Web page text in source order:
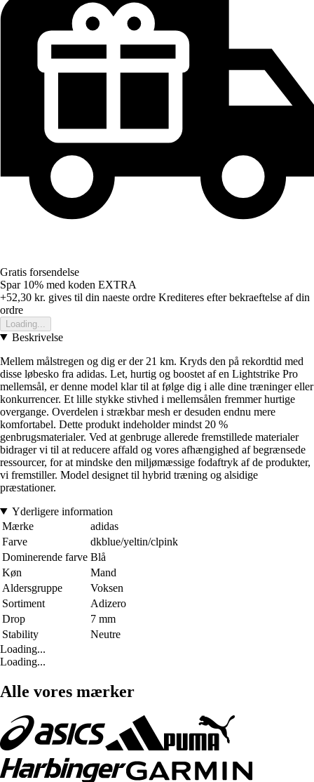
Gratis forsendelse
Spar 10% med koden EXTRA
+52,30 kr. gives til din naeste ordre Krediteres efter bekraeftelse af din
ordre
Loading...
Beskrivelse
Mellem målstregen og dig er der 21 km. Kryds den på rekordtid med
disse løbesko fra adidas. Let, hurtig og boostet af en Lightstrike Pro
mellemsål, er denne model klar til at følge dig i alle dine træninger eller
konkurrencer. Et lille stykke stivhed i mellemsålen fremmer hurtige
overgange. Overdelen i strækbar mesh er desuden endnu mere
komfortabel. Dette produkt indeholder mindst 20 %
genbrugsmaterialer. Ved at genbruge allerede fremstillede materialer
bidrager vi til at reducere affald og vores afhængighed af begrænsede
ressourcer, for at mindske den miljømæssige fodaftryk af de produkter,
vi fremstiller. Model designet til hybrid træning og alsidige
præstationer.
Yderligere information
Mærke
adidas
Farve
dkblue/yeltin/clpink
Dominerende farve Blå
Køn
Mand
Aldersgruppe
Voksen
Sortiment
Adizero
Drop
7 mm
Stability
Neutre
Loading...
Loading...
Alle vores mærker